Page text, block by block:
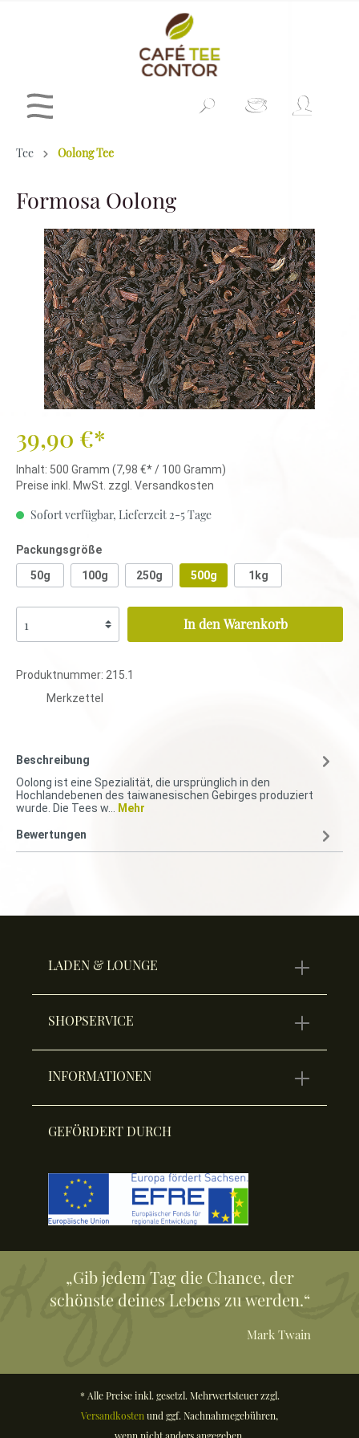
Tee Oolong Tee
Formosa Oolong
39,90 €*
Inhalt: 500 Gramm (7,98 €* / 100 Gramm)
Preise inkl. MwSt. zzgl. Versandkosten
Sofort verfügbar, Lieferzeit 2-5 Tage
Packungsgröße
50g
100g 250g 500g 1kg
In den Warenkorb
Produktnummer: 215.1
Merkzettel
Beschreibung
Oolong ist eine Spezialität, die ursprünglich in den
Hochlandebenen des taiwanesischen Gebirges produziert
wurde. Die Tees w…
Mehr
Bewertungen
LADEN & LOUNGE
GEFÖRDERT DURCH
SHOPSERVICE
INFORMATIONEN
„Gib jedem Tag die Chance, der
schönste deines Lebens zu werden.“
Mark Twain
* Alle Preise inkl. gesetzl. Mehrwertsteuer zzgl.
Versandkosten und ggf. Nachnahmegebühren,